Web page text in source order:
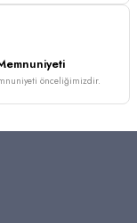
önceliğimizdir.